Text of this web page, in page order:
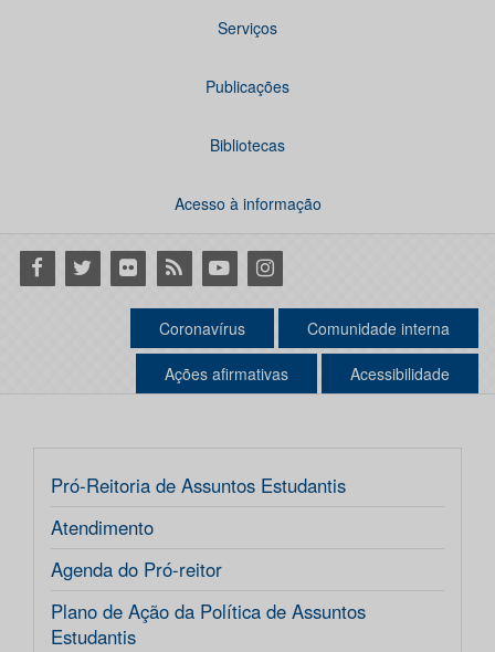
Serviços
Publicações
Bibliotecas
Acesso à informação
Facebook
Twitter Flickr RSS YoutubeInstagram
Coronavírus Comunidade interna
Ações afirmativas Acessibilidade
Pró-Reitoria de Assuntos Estudantis
Atendimento
Agenda do Pró-reitor
Plano de Ação da Política de Assuntos
Estudantis